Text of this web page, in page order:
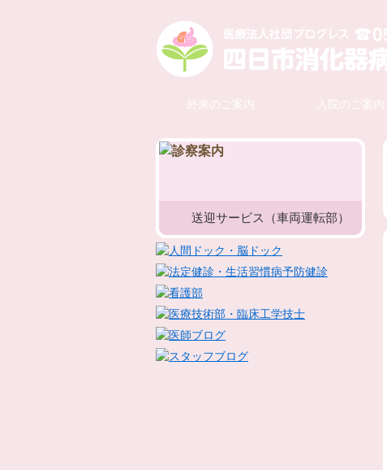
外来のご案内 入院のご案内
送迎サービス（車両運転部）